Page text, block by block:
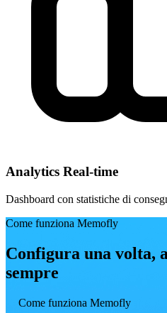
Analytics Real-time
Dashboard con statistiche di
Come funziona Memofly
Configura una volta,
sempre
Come funziona Memofly